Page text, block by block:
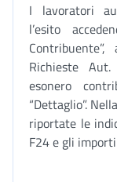
I lavoratori
l’esito
Contribuente”,
Richieste
esonero
“Dettaglio”.
riportate le
F24 e gli